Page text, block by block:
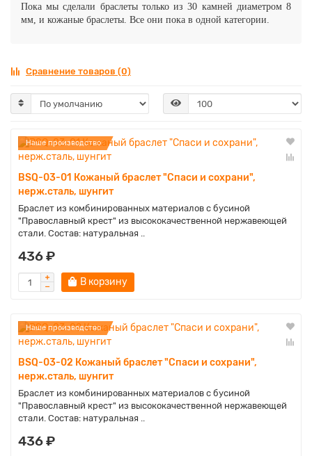
Пока мы сделали браслеты только из 30 камней диаметром 8
мм, и кожаные браслеты. Все они пока в одной категории.
Сравнение товаров (0)
Наше производство
BSQ-03-01 Кожаный браслет "Спаси и сохрани",
нерж.сталь, шунгит
Браслет из комбинированных материалов с бусиной
"Православный крест" из высококачественной нержавеющей
стали. Состав: натуральная ..
436 ₽
В корзину
Наше производство
BSQ-03-02 Кожаный браслет "Спаси и сохрани",
нерж.сталь, шунгит
Браслет из комбинированных материалов с бусиной
"Православный крест" из высококачественной нержавеющей
стали. Состав: натуральная ..
436 ₽